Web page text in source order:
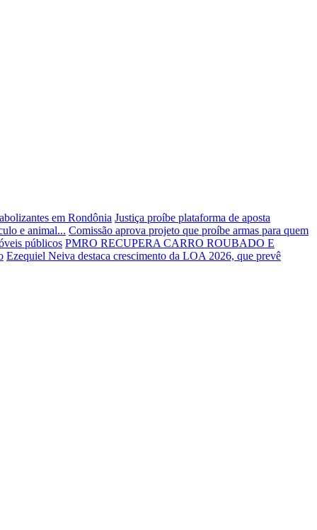
em Rondônia Justiça proíbe plataforma de aposta
e animal... Comissão aprova projeto que proíbe armas para quem
públicos PMRO RECUPERA CARRO ROUBADO E
Ezequiel Neiva destaca crescimento da LOA 2026, que prevê